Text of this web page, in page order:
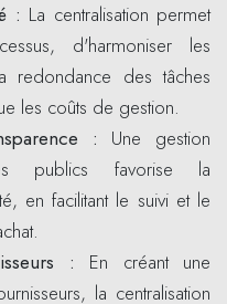
: La centralisation permet
d'harmoniser les
redondance des tâches
les coûts de gestion.
: Une gestion
publics favorise la
en facilitant le suivi et le
: En créant une
la centralisation